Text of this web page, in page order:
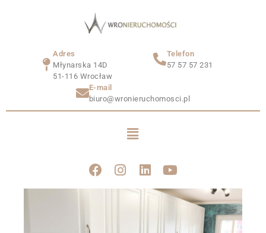
Adres
Młynarska 14D
51-116 Wrocław
Telefon
57 57 57 231
E-mail
biuro@wronieruchomosci.pl